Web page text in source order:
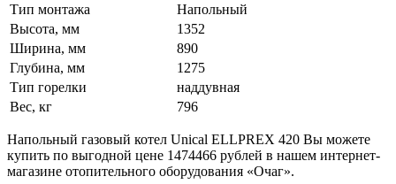
Тип монтажа
Напольный
Высота, мм
1352
Ширина, мм
890
Глубина, мм
1275
Тип горелки
наддувная
Вес, кг
796
Напольный газовый котел Unical ELLPREX 420 Вы можете
купить по выгодной цене 1474466 рублей в нашем интернет-
магазине отопительного оборудования «Очаг».